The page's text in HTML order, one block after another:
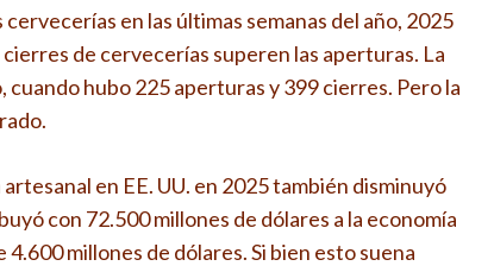
en las últimas semanas del año, 2025
de cervecerías superen las aperturas. La
hubo 225 aperturas y 399 cierres. Pero la
en EE. UU. en 2025 también disminuyó
con 72.500 millones de dólares a la economía
millones de dólares. Si bien esto suena